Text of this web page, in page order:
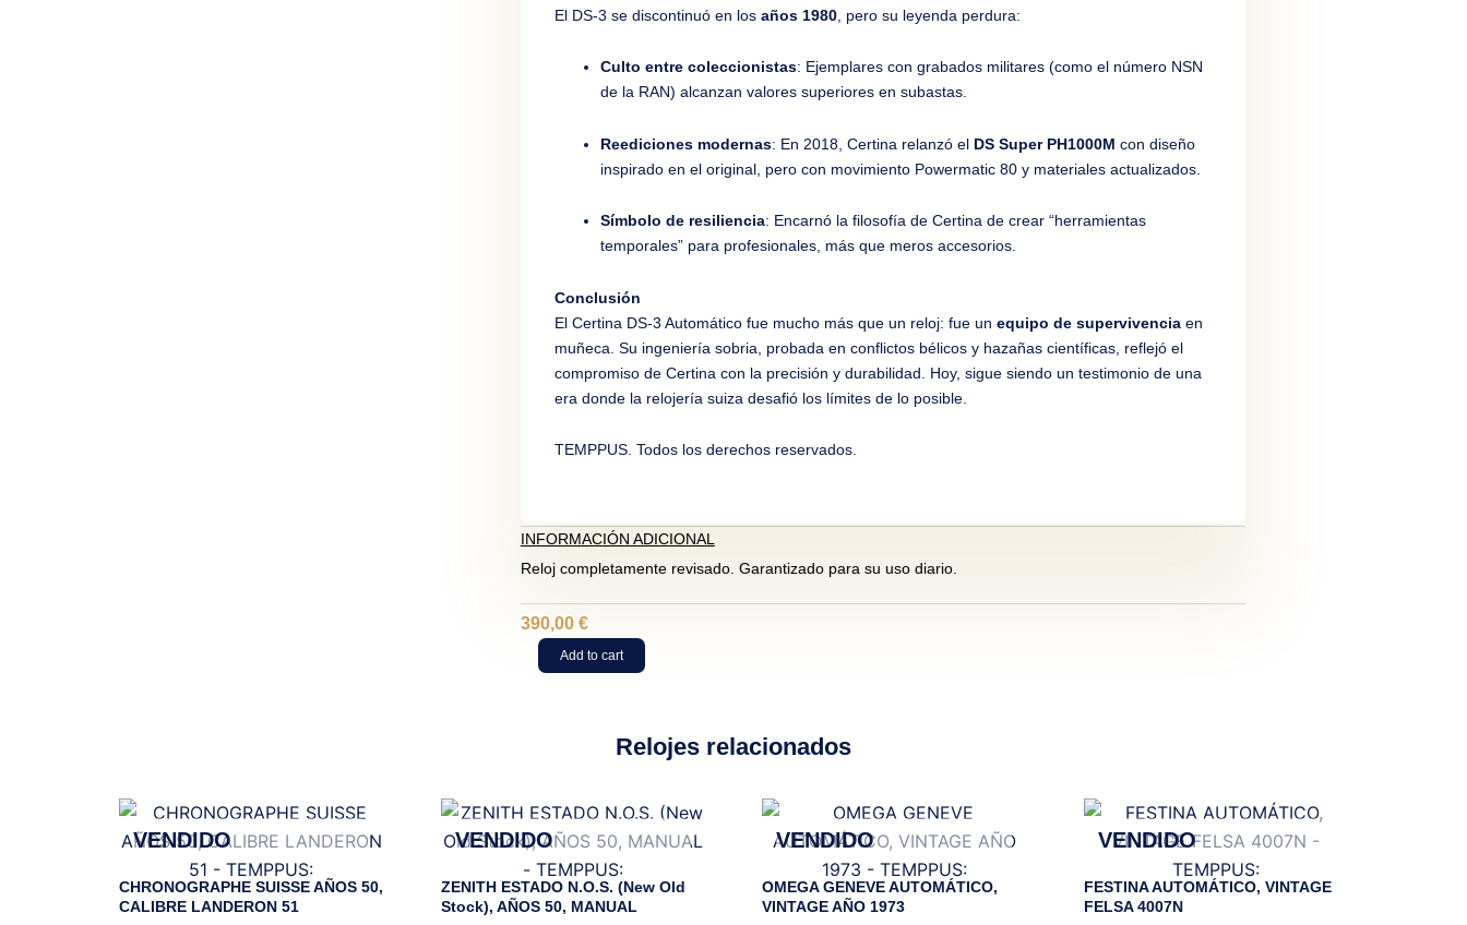
El DS-3 se discontinuó en los años 1980, pero su leyenda perdura:
Culto entre coleccionistas: Ejemplares con grabados militares (como el número NSN
de la RAN) alcanzan valores superiores en subastas.
Reediciones modernas: En 2018, Certina relanzó el DS Super PH1000M con diseño
inspirado en el original, pero con movimiento Powermatic 80 y materiales actualizados.
Símbolo de resiliencia: Encarnó la filosofía de Certina de crear “herramientas
temporales” para profesionales, más que meros accesorios.
Conclusión
El Certina DS-3 Automático fue mucho más que un reloj: fue un equipo de supervivenciaen
muñeca. Su ingeniería sobria, probada en conflictos bélicos y hazañas científicas, reflejó el
compromiso de Certina con la precisión y durabilidad. Hoy, sigue siendo un testimonio de una
era donde la relojería suiza desafió los límites de lo posible.
TEMPPUS. Todos los derechos reservados.
INFORMACIÓN ADICIONAL
Reloj completamente revisado. Garantizado para su uso diario.
390,00 €
CERTINA
DS-
Add to cart
Relojes relacionados
VENDIDO
CHRONOGRAPHE SUISSE AÑOS 50,
CALIBRE LANDERON 51
VENDIDO
ZENITH ESTADO N.O.S. (New Old
Stock), AÑOS 50, MANUAL
VENDIDO
OMEGA GENEVE AUTOMÁTICO,
VINTAGE AÑO 1973
VENDIDO
FESTINA AUTOMÁTICO, VINTAGE
FELSA 4007N